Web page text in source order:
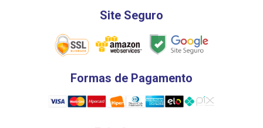
Site Seguro
Formas de Pagamento